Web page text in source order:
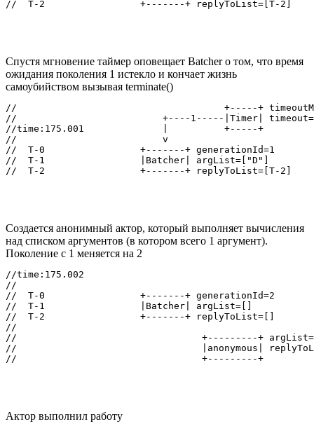
Спустя мгновение таймер оповещает Batcher о том, что время
ожидания поколения 1 истекло и кончает жизнь
самоубийством вызывая terminate()
//                                     +-----+
//                          +----1-----|Timer|
//time:175.001              |          +-----+
//                          v
//  T-0                 +-------+ generationId=1
//  T-1                 |Batcher| argList=["D"]
Создается анонимный актор, который выполняет вычисления
над списком аргументов (в котором всего 1 аргумент).
Поколение с 1 меняется на 2
//time:175.002
//
//  T-0                 +-------+ generationId=2
//  T-1                 |Batcher| argList=[]
//  T-2                 +-------+ replyToList=[]
//
//                                 +---------+
//                                 |anonymous|
Актор выполнил работу